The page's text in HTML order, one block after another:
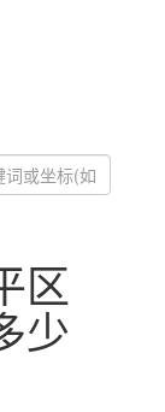
区
少